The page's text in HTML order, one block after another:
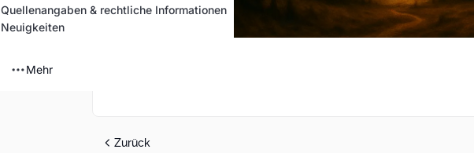
Quellenangaben & rechtliche Informationen
Neuigkeiten
Mehr
Zurück